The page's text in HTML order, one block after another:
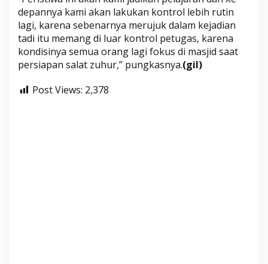
depannya kami akan lakukan kontrol lebih rutin
lagi, karena sebenarnya merujuk dalam kejadian
tadi itu memang di luar kontrol petugas, karena
kondisinya semua orang lagi fokus di masjid saat
persiapan salat zuhur,” pungkasnya.(gil)
Post Views: 2,378